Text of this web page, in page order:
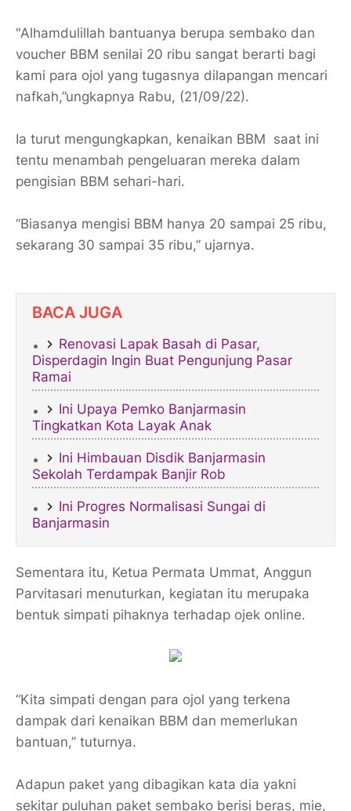
"Alhamdulillah bantuanya berupa sembako dan
voucher BBM senilai 20 ribu sangat berarti bagi
kami para ojol yang tugasnya dilapangan mencari
nafkah,”ungkapnya Rabu, (21/09/22).
Ia turut mengungkapkan, kenaikan BBM saat ini
tentu menambah pengeluaran mereka dalam
pengisian BBM sehari-hari.
“Biasanya mengisi BBM hanya 20 sampai 25 ribu,
sekarang 30 sampai 35 ribu,” ujarnya.
BACA JUGA
Renovasi Lapak Basah di Pasar,
Disperdagin Ingin Buat Pengunjung Pasar
Ramai
Ini Upaya Pemko Banjarmasin
Tingkatkan Kota Layak Anak
Ini Himbauan Disdik Banjarmasin
Sekolah Terdampak Banjir Rob
Ini Progres Normalisasi Sungai di
Banjarmasin
Sementara itu, Ketua Permata Ummat, Anggun
Parvitasari menuturkan, kegiatan itu merupaka
bentuk simpati pihaknya terhadap ojek online.
“Kita simpati dengan para ojol yang terkena
dampak dari kenaikan BBM dan memerlukan
bantuan,” tuturnya.
Adapun paket yang dibagikan kata dia yakni
sekitar puluhan paket sembako berisi beras, mie,